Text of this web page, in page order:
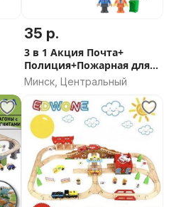
35 р.
3 в 1 Акция Почта+
Полиция+Пожарная для
железной дороги
Минск, Центральный